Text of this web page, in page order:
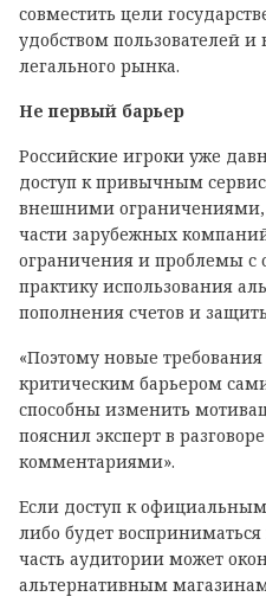
совместить цели
удобством пользователей и
легального рынка.
Не первый барьер
Российские игроки уже
доступ к привычным
внешними ограничениями,
части зарубежных
ограничения и проблемы с
практику использования
пополнения счетов и
«Поэтому новые
критическим барьером
способны изменить
пояснил эксперт в
комментариями».
Если доступ к
либо будет
часть аудитории может
альтернативным